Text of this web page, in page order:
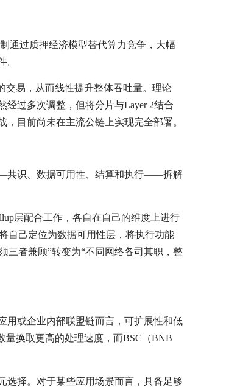
通过质押经济模型替代算力竞争，大幅
。
交易，从而线性提升整体吞吐量。理论
经过多次调整，但将分片与Layer 2结合
目前尚未在主流公链上实现完全部署。
共识、数据可用性、结算和执行——拆解
层配合工作，各自在自己的维度上进行
自己定位为数据可用性层，将执行功能
三者兼顾”转变为“不同网络各司其职，整
用或企业内部联盟链而言，可扩展性和低
量换取更高的处理速度，而BSC（BNB
选择。对于某些应用场景而言，具备足够